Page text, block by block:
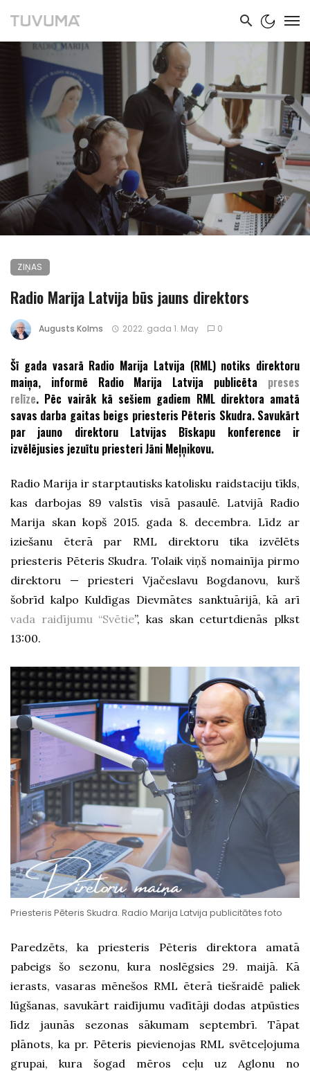
ZIŅAS
Radio Marija Latvija būs jauns direktors
Augusts Kolms 2022. gada 1. May 0
Šī gada vasarā Radio Marija Latvija (RML) notiks direktoru
maiņa, informē Radio Marija Latvija publicēta preses
relīze. Pēc vairāk kā sešiem gadiem RML direktora amatā
savas darba gaitas beigs priesteris Pēteris Skudra. Savukārt
par jauno direktoru Latvijas Bīskapu konference ir
izvēlējusies jezuītu priesteri Jāni Meļņikovu.
Radio Marija ir starptautisks katolisku raidstaciju tīkls,
kas darbojas 89 valstīs visā pasaulē. Latvijā Radio
Marija skan kopš 2015. gada 8. decembra. Līdz ar
iziešanu ēterā par RML direktoru tika izvēlēts
priesteris Pēteris Skudra. Tolaik viņš nomainīja pirmo
direktoru — priesteri Vjačeslavu Bogdanovu, kurš
šobrīd kalpo Kuldīgas Dievmātes sanktuārijā, kā arī
vada raidījumu “Svētie”, kas skan ceturtdienās plkst
13:00.
Priesteris Pēteris Skudra. Radio Marija Latvija publicitātes foto
Paredzēts, ka priesteris Pēteris direktora amatā
pabeigs šo sezonu, kura noslēgsies 29. maijā. Kā
ierasts, vasaras mēnešos RML ēterā tiešraidē paliek
lūgšanas, savukārt raidījumu vadītāji dodas atpūsties
līdz jaunās sezonas sākumam septembrī. Tāpat
plānots, ka pr. Pēteris pievienojas RML svētceļojuma
grupai, kura šogad mēros ceļu uz Aglonu no